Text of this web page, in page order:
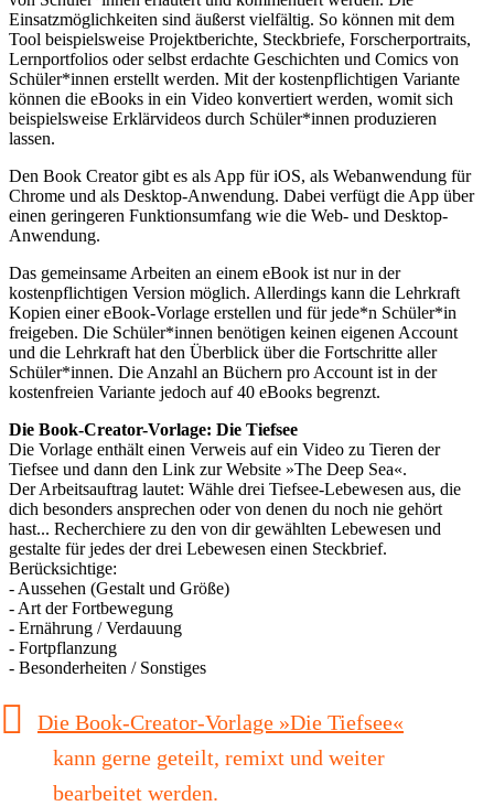
Einsatzmöglichkeiten sind äußerst vielfältig. So können mit dem
Tool beispielsweise Projektberichte, Steckbriefe, Forscherportraits,
Lernportfolios oder selbst erdachte Geschichten und Comics von
Schüler*innen erstellt werden. Mit der kostenpflichtigen Variante
können die eBooks in ein Video konvertiert werden, womit sich
beispielsweise Erklärvideos durch Schüler*innen produzieren
lassen.
Den Book Creator gibt es als App für iOS, als Webanwendung für
Chrome und als Desktop-Anwendung. Dabei verfügt die App über
einen geringeren Funktionsumfang wie die Web- und Desktop-
Anwendung.
Das gemeinsame Arbeiten an einem eBook ist nur in der
kostenpflichtigen Version möglich. Allerdings kann die Lehrkraft
Kopien einer eBook-Vorlage erstellen und für jede*n Schüler*in
freigeben. Die Schüler*innen benötigen keinen eigenen Account
und die Lehrkraft hat den Überblick über die Fortschritte aller
Schüler*innen. Die Anzahl an Büchern pro Account ist in der
kostenfreien Variante jedoch auf 40 eBooks begrenzt.
Die Book-Creator-Vorlage: Die Tiefsee
Die Vorlage enthält einen Verweis auf ein Video zu Tieren der
Tiefsee und dann den Link zur Website »The Deep Sea«.
Der Arbeitsauftrag lautet: Wähle drei Tiefsee-Lebewesen aus, die
dich besonders ansprechen oder von denen du noch nie gehört
hast... Recherchiere zu den von dir gewählten Lebewesen und
gestalte für jedes der drei Lebewesen einen Steckbrief.
Berücksichtige:
- Aussehen (Gestalt und Größe)
- Art der Fortbewegung
- Ernährung / Verdauung
- Fortpflanzung
- Besonderheiten / Sonstiges
Die Book-Creator-Vorlage »Die Tiefsee«
kann gerne geteilt, remixt und weiter
bearbeitet werden.